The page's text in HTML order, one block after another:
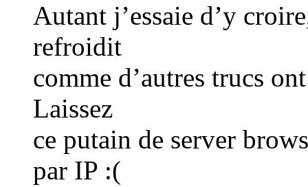
Autant j’essaie d’y
refroidit
comme d’autres trucs
Laissez
ce putain de server
par IP :(